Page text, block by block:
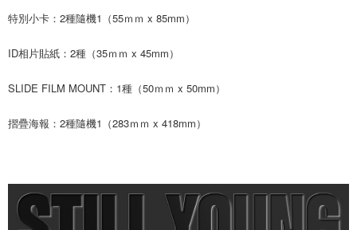
特別小卡：2種隨機1（55ｍｍ x 85mm）
ID相片貼紙：2種（35ｍｍ x 45mm）
SLIDE FILM MOUNT：1種（50ｍｍ x 50mm）
摺疊海報：2種隨機1（283ｍｍ x 418mm）